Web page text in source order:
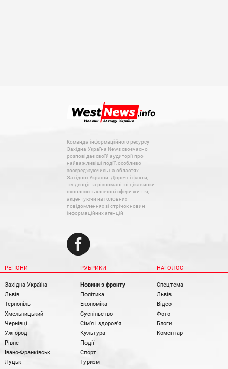
Команда інформаційного ресурсу
Західна Україна News своєчасно
розповідає своїй аудиторії про
найважливіші події, особливо
зосереджуючись на областях
Західної України. Доречні факти,
тенденції та різноманітні цікавинки
охоплюють ключові сфери життя,
акцентуючи на головних
повідомленнях зі стрічок новин
інформаційних агенцій
РЕГІОНИ
Західна Україна
Львів
Тернопіль
Хмельницький
Чернівці
Ужгород
Рівне
Івано-Франківськ
Луцьк
РУБРИКИ
Новини з фронту
Політика
Економіка
Суспільство
Сім'я і здоров'я
Культура
Події
Спорт
Туризм
НАГОЛОС
Спецтема
Львів
Відео
Фото
Блоги
Коментар